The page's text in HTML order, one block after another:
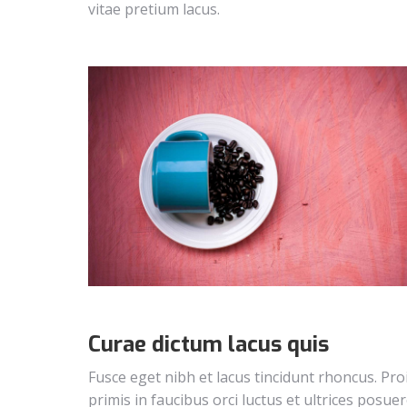
vitae pretium lacus.
Curae dictum lacus quis
Fusce eget nibh et lacus tincidunt rhoncus.
primis in faucibus orci luctus et ultrices